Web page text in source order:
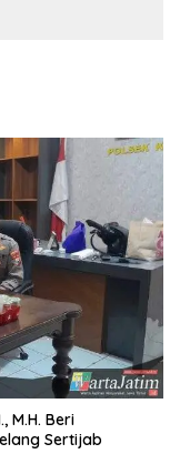
M.H. Beri
Sertijab